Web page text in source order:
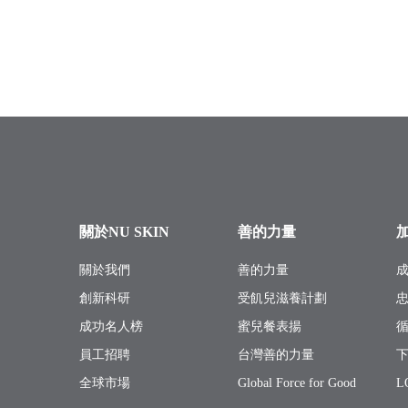
關於NU SKIN
關於我們
創新科研
成功名人榜
員工招聘
全球市場
善的力量
善的力量
受飢兒滋養計劃
蜜兒餐表揚
台灣善的力量
Global Force for Good